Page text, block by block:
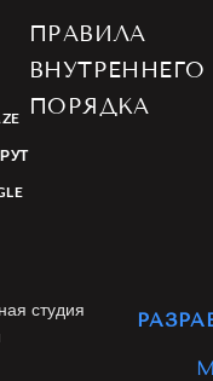
ПРАВИЛА
ВНУТРЕННЕГО
ПОРЯДКА
студия